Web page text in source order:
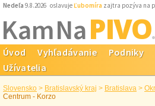
Nedeľa 9.8.2026 oslavuje Ľubomíra zajtra pozýva na
Kam NaPIVO
Úvod Vyhľadávanie Podniky
Užívatelia
Slovensko > Bratislavský kraj > Bratislava >
Centrum - Korzo